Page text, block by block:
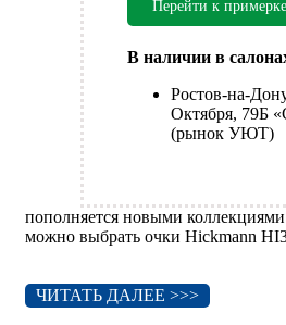
Перейти к примерке
В наличии в
Ростов-на-
Октября, 79Б
(рынок УЮТ)
пополняется новыми
можно выбрать очки Hickmann
ЧИТАТЬ ДАЛЕЕ >>>